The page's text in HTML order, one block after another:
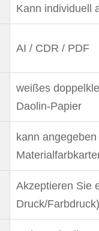
Kann individuell
AI / CDR / PDF
weißes
Daolin-Papier
kann
Akzeptieren Sie
Druck/